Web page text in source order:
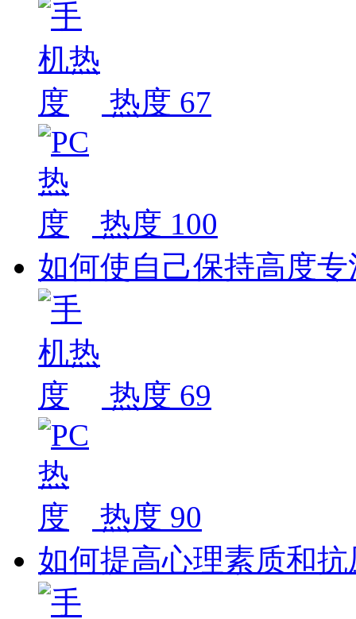
热度 67
热度 100
如何使自己保持高度
热度 69
热度 90
如何提高心理素质和